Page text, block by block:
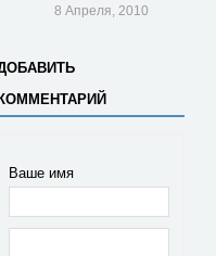
8 Апреля, 2010
Ваше имя